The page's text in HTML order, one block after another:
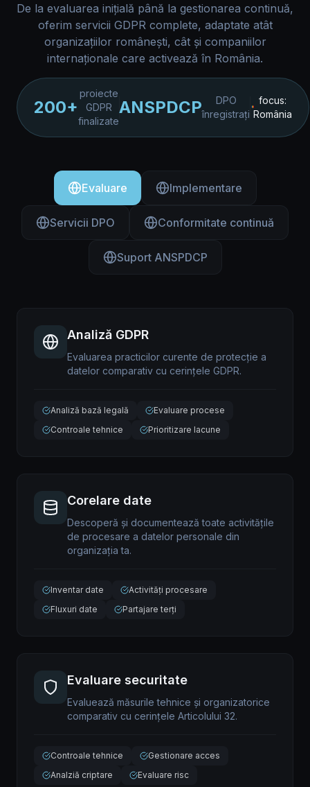
De la evaluarea inițială până la gestionarea continuă,
oferim servicii GDPR complete, adaptate atât
organizațiilor românești, cât și companiilor
internaționale care activează în România.
200+
proiecte
GDPR
finalizate
ANSPDCP
DPO
înregistrați
focus:
România
Evaluare Implementare
Servicii DPO Conformitate continuă
Suport ANSPDCP
Analiză GDPR
Evaluarea practicilor curente de protecție a
datelor comparativ cu cerințele GDPR.
Analiză bază legală
Evaluare procese
Controale tehnice
Prioritizare lacune
Corelare date
Descoperă și documentează toate activitățile
de procesare a datelor personale din
organizația ta.
Inventar date
Activități procesare
Fluxuri date
Partajare terți
Evaluare securitate
Evaluează măsurile tehnice și organizatorice
comparativ cu cerințele Articolului 32.
Controale tehnice
Gestionare acces
Analziă criptare
Evaluare risc